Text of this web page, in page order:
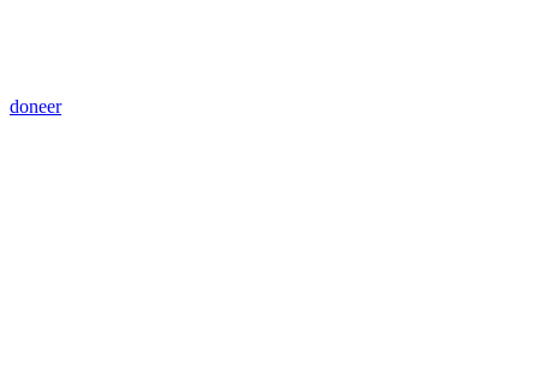
doneer